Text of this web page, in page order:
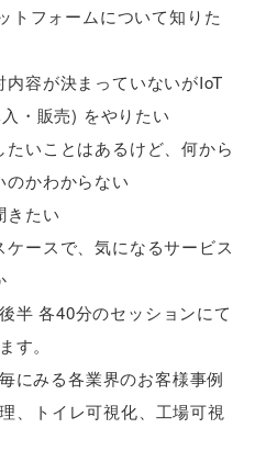
トフォームについて知りた
内容が決まっていないがIoT
・販売) をやりたい
たいことはあるけど、何から
のかわからない
きたい
ケースで、気になるサービス
半 各40分のセッションにて
す。
みる各業界のお客様事例
トイレ可視化、工場可視